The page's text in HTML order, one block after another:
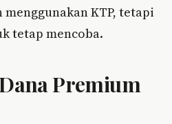
KTP, tetapi
tetap mencoba.
Premium